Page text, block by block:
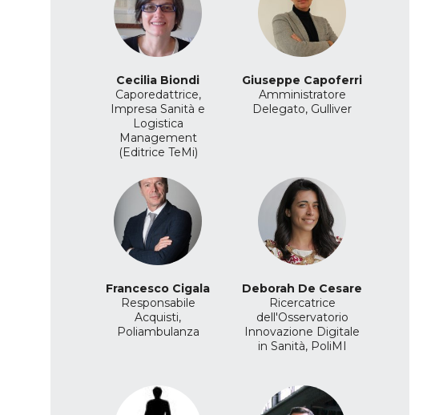
Cecilia Biondi
Caporedattrice,
Impresa Sanità e
Logistica
Management
(Editrice TeMi)
Giuseppe Capoferri
Amministratore
Delegato, Gulliver
Francesco Cigala
Responsabile
Acquisti,
Poliambulanza
Deborah De Cesare
Ricercatrice
dell'Osservatorio
Innovazione Digitale
in Sanità, PoliMI